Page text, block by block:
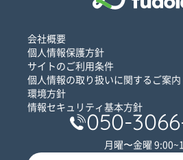
会社概要
個人情報保護方針
サイトのご利用条件
個人情報の取り扱いに関するご案内
環境方針
情報セキュリティ基本方針
050-
月曜〜金曜